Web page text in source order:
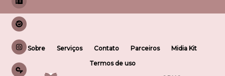
Sobre Serviços Contato Parceiros
Midia Kit
Termos de uso